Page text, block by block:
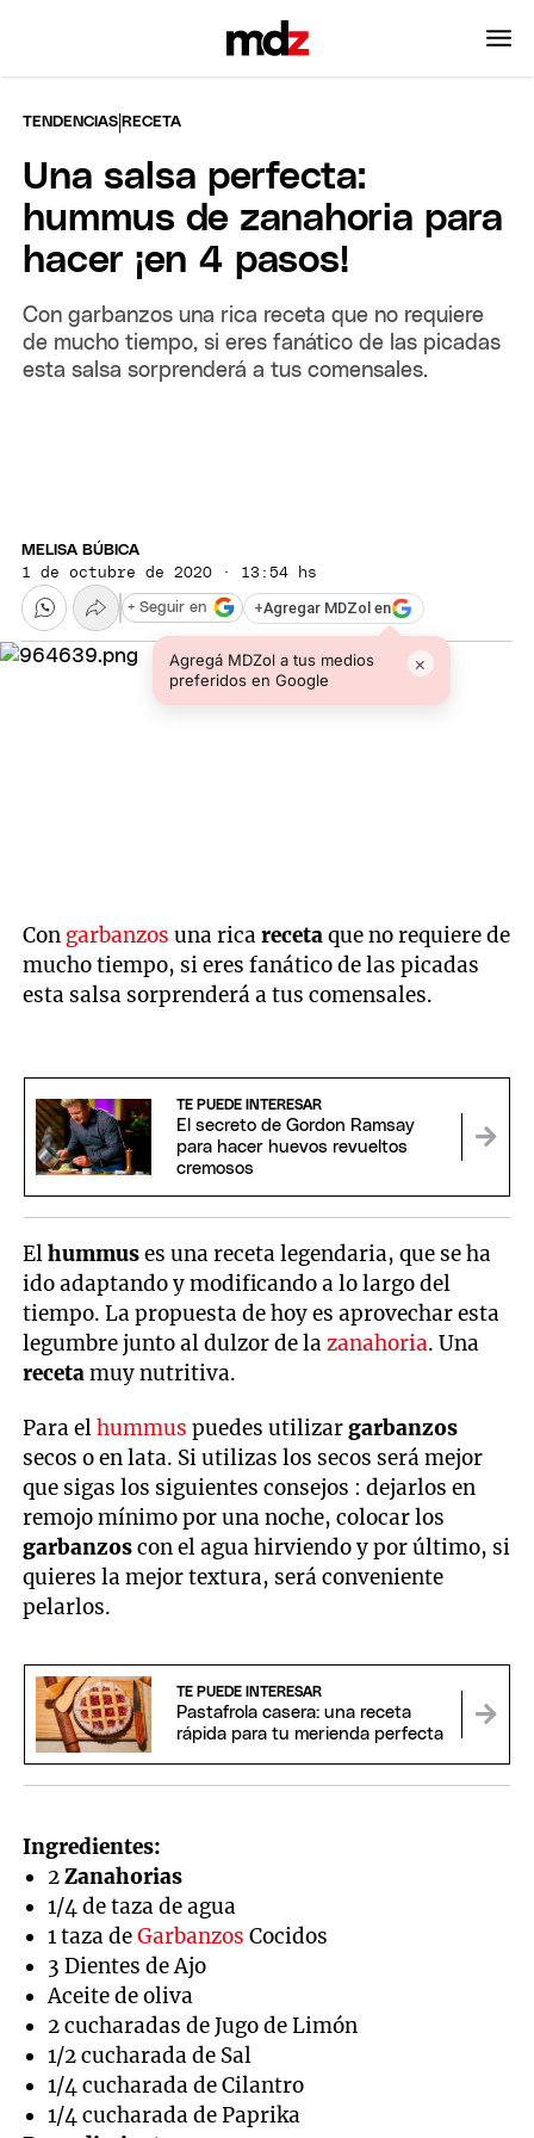
TENDENCIAS |RECETA
Una salsa perfecta:
hummus de zanahoria para
hacer ¡en 4 pasos!
Con garbanzos una rica receta que no requiere
de mucho tiempo, si eres fanático de las picadas
esta salsa sorprenderá a tus comensales.
MELISA BÚBICA
1 de octubre de 2020 · 13:54 hs
+Agregar MDZol en
Agregá MDZol a tus medios
preferidos en Google
×
+ Seguir en
Con garbanzos una ricarecetaque no requiere de
mucho tiempo, si eres fanático de las picadas
esta salsa sorprenderá a tus comensales.
TE PUEDE INTERESAR
El secreto de Gordon Ramsay
para hacer huevos revueltos
cremosos
Elhummuses una receta legendaria, que se ha
ido adaptando y modificando a lo largo del
tiempo. La propuesta de hoy es aprovechar esta
legumbre junto al dulzor de lazanahoria. Una
recetamuy nutritiva.
Para elhummus puedes utilizargarbanzos
secos o en lata. Si utilizas los secos será mejor
que sigas los siguientes consejos : dejarlos en
remojo mínimo por una noche, colocar los
garbanzoscon el agua hirviendo y por último, si
quieres la mejor textura, será conveniente
pelarlos.
TE PUEDE INTERESAR
Pastafrola casera: una receta
rápida para tu merienda perfecta
Ingredientes:
2Zanahorias
1/4 de taza de agua
1 taza deGarbanzos Cocidos
3 Dientes de Ajo
Aceite de oliva
2 cucharadas de Jugo de Limón
1/2 cucharada de Sal
1/4 cucharada de Cilantro
1/4 cucharada de Paprika